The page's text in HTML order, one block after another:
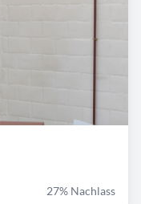
27% Nachlass